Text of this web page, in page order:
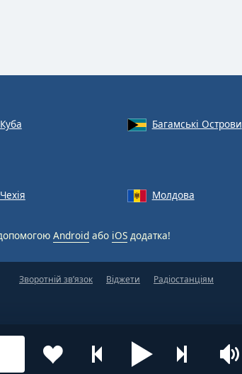
Куба
Багамські Острови
Чехія Молдова
Android або iOS додатка!
Зворотній зв’язок Віджети Радіостанціям